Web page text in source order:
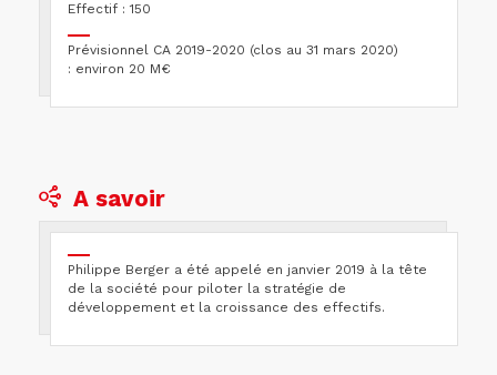
Effectif : 150
Prévisionnel CA 2019-2020 (clos au 31 mars 2020)
: environ 20 M€
A savoir
Philippe Berger a été appelé en janvier 2019 à la tête
de la société pour piloter la stratégie de
développement et la croissance des effectifs.